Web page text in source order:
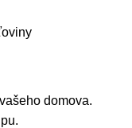
domova.